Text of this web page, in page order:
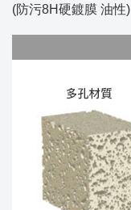
(防污8H硬鍍膜 油性)